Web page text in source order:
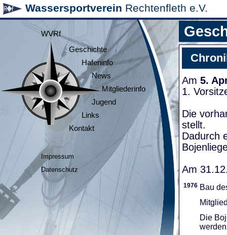
Wassersportverein Rechtenfleth e.V.
WVRf
Geschichte
Hafeninfo
News
Mitgliederinfo
Jugend
Links
Kontakt
Impressum
Datenschutz
Am 5.
1.
Die
stellt.
Dadurch
Am
1976 Bau
Die